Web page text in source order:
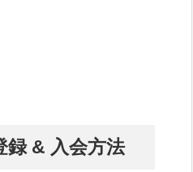
録 & 入会方法